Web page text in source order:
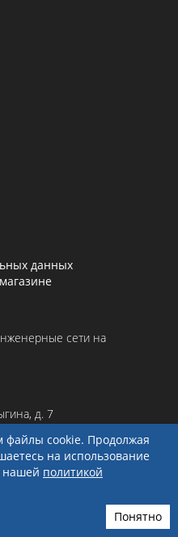
данных
д. 7
файлы cookie. Продолжая
на использование
нашей политикой
Понятно